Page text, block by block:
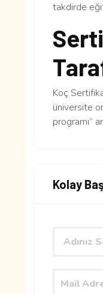
takdirde
Koç
üniversite
programı”
Kolay